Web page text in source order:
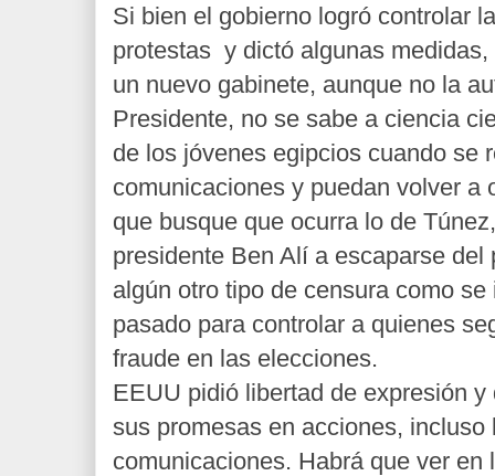
Si bien el gobierno logró controlar
protestas y dictó algunas
un nuevo gabinete, aunque no la
Presidente, no se sabe a ciencia
de los jóvenes egipcios cuando se
comunicaciones y puedan volver a
que busque que ocurra lo de
presidente Ben Alí a escaparse
algún otro tipo de censura como
pasado para controlar a quienes
fraude en las elecciones.
EEUU pidió libertad de expresión
sus promesas en acciones, incluso
comunicaciones. Habrá que ver en